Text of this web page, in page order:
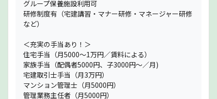
グループ保養施設利用可
研修制度有（宅建講習・マナー研修・マネージャー研修
など）
＜充実の手当あり！＞
住宅手当（月5000〜1万円／賃料による）
家族手当（配偶者5000円、子3000円〜／月)
宅建取引士手当（月3万円）
マンション管理士（月5000円）
管理業務主任者（月5000円）